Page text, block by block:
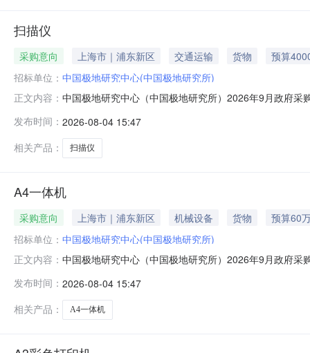
扫描仪
采购意向 上海市｜浦东新区 交通运输 货物
预算
招标单位： 中国极地研究中心(中国极地研究所)
正文内容： 中国极地研究中心（中国极地研究所）2026年9月政府
预计采购时间：2026-09备注：本次公开的采购意向是本
发布时间： 2026-08-04 15:47
相关产品：
扫描仪
A4一体机
采购意向 上海市｜浦东新区 机械设备 货物
预算60
招标单位： 中国极地研究中心(中国极地研究所)
正文内容： 中国极地研究中心（中国极地研究所）2026年9月政府
时间：2026-09备注：本次公开的采购意向是本单位政府
发布时间： 2026-08-04 15:47
相关产品：
A4一体机